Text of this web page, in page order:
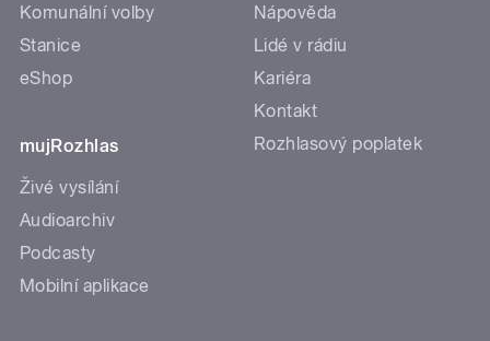
Komunální volby
Stanice
eShop
mujRozhlas
Živé vysílání
Audioarchiv
Podcasty
Mobilní aplikace
Nápověda
Lidé v rádiu
Kariéra
Kontakt
Rozhlasový poplatek